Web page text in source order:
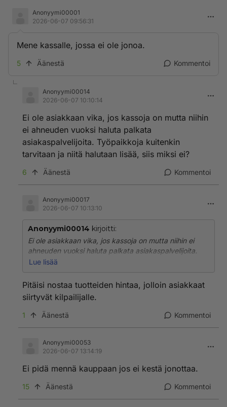
Anonyymi00001
2026-06-07 09:56:31
Mene kassalle, jossa ei ole jonoa.
5 Äänestä Kommentoi
Anonyymi00014
2026-06-07 10:10:14
Ei ole asiakkaan vika, jos kassoja on mutta niihin
ei ahneuden vuoksi haluta palkata
asiakaspalvelijoita. Työpaikkoja kuitenkin
tarvitaan ja niitä halutaan lisää, siis miksi ei?
6 Äänestä Kommentoi
Anonyymi00017
2026-06-07 10:13:10
Anonyymi00014 kirjoitti:
Ei ole asiakkaan vika, jos kassoja on mutta niihin ei
ahneuden vuoksi haluta palkata asiakaspalvelijoita.
Työpaikkoja kuitenkin tarvitaan ja niitä halutaan lisää,
Lue lisää
Pitäisi nostaa tuotteiden hintaa, jolloin asiakkaat
siirtyvät kilpailijalle.
1 Äänestä Kommentoi
Anonyymi00053
2026-06-07 13:14:19
Ei pidä mennä kauppaan jos ei kestä jonottaa.
15 Äänestä Kommentoi